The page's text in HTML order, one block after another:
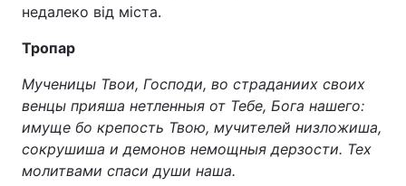
недалеко від міста.
Тропар
Мученицы Твои, Господи, во страданиих своих
венцы прияша нетленныя от Тебе, Бога нашего:
имуще бо крепость Твою, мучителей низложиша,
сокрушиша и демонов немощныя дерзости. Тех
молитвами спаси души наша.